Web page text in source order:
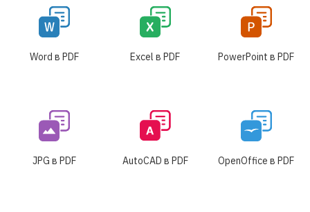
Word в PDF Excel в PDF PowerPoint в PDF
JPG в PDF AutoCAD в PDF OpenOffice в PDF